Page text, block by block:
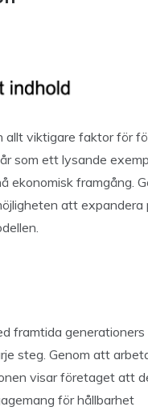
allt viktigare faktor för
som ett lysande
ekonomisk framgång.
att
framtida generationers
steg. Genom att
visar företaget att
för hållbarhet